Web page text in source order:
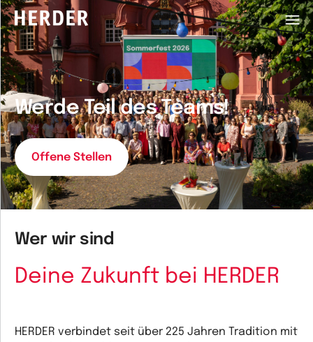
HERDER-MENÜ
Werde Teil des Teams!
Offene Stellen
Wer wir sind
Deine Zukunft bei HERDER
HERDER verbindet seit über 225 Jahren Tradition mit